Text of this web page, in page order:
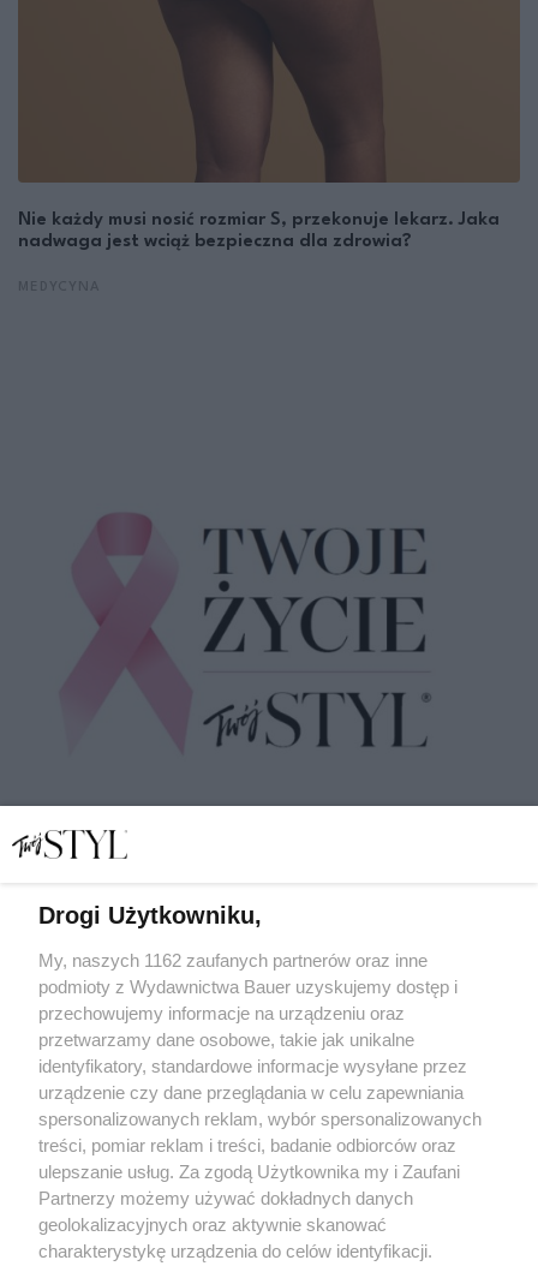
Nie każdy musi nosić rozmiar S, przekonuje lekarz. Jaka
nadwaga jest wciąż bezpieczna dla zdrowia?
Akcja profilaktyczna "Twojego STYLU" Zdążyć przed
rakiem: tu zbadamy się w niższych cenach!
Drogi Użytkowniku,
My, naszych 1162 zaufanych partnerów oraz inne
podmioty z Wydawnictwa Bauer uzyskujemy dostęp i
przechowujemy informacje na urządzeniu oraz
przetwarzamy dane osobowe, takie jak unikalne
identyfikatory, standardowe informacje wysyłane przez
urządzenie czy dane przeglądania w celu zapewniania
spersonalizowanych reklam, wybór spersonalizowanych
treści, pomiar reklam i treści, badanie odbiorców oraz
ulepszanie usług. Za zgodą Użytkownika my i Zaufani
Partnerzy możemy używać dokładnych danych
geolokalizacyjnych oraz aktywnie skanować
charakterystykę urządzenia do celów identyfikacji.